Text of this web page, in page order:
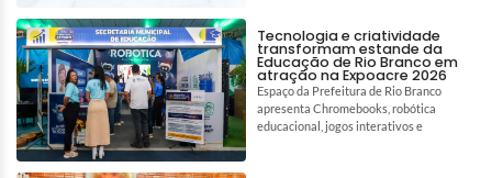
Tecnologia e criatividade
transformam estande da
Educação de Rio Branco em
atração na Expoacre 2026
Espaço da Prefeitura de Rio Branco
apresenta Chromebooks, robótica
educacional, jogos interativos e